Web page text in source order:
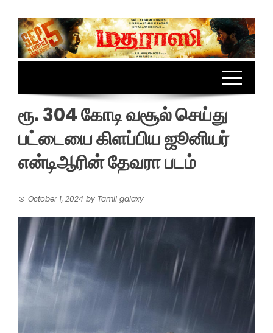
ரூ. 304 கோடி வசூல் செய்து
பட்டையை கிளப்பிய ஜூனியர்
என்டிஆரின் தேவரா படம்
October 1, 2024 by Tamil galaxy